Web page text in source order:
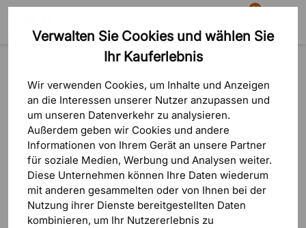
Verwalten Sie Cookies und wählen Sie
Ihr Kauferlebnis
Wir verwenden Cookies, um Inhalte und Anzeigen
an die Interessen unserer Nutzer anzupassen und
um unseren Datenverkehr zu analysieren.
Außerdem geben wir Cookies und andere
Informationen von Ihrem Gerät an unsere Partner
für soziale Medien, Werbung und Analysen weiter.
Diese Unternehmen können Ihre Daten wiederum
mit anderen gesammelten oder von Ihnen bei der
Nutzung ihrer Dienste bereitgestellten Daten
kombinieren, um Ihr Nutzererlebnis zu
Suche
81
Warenkorb
Outdoorstühle